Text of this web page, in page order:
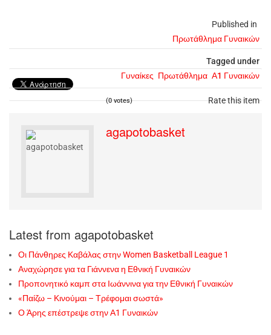
Published in
Πρωτάθλημα Γυναικών
Tagged under
Γυναίκες Πρωτάθλημα Α1 Γυναικών
Rate this item
(0 votes)
agapotobasket
Latest from agapotobasket
Οι Πάνθηρες Καβάλας στην Women Basketball League 1
Αναχώρησε για τα Γιάννενα η Εθνική Γυναικών
Προπονητικό καμπ στα Ιωάννινα για την Εθνική Γυναικών
«Παίζω – Κινούμαι – Τρέφομαι σωστά»
Ο Άρης επέστρεψε στην Α1 Γυναικών